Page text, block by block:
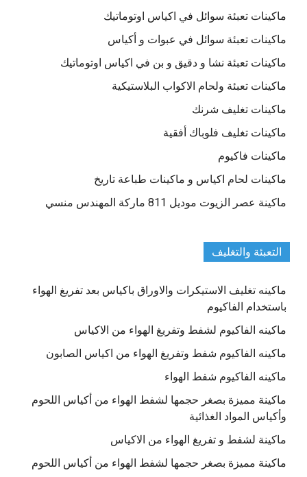
ماكينات تعبئة سوائل في اكياس اوتوماتيك
ماكينات تعبئة سوائل في عبوات و أكياس
ماكينات تعبئة نشا و دقيق و بن في اكياس اوتوماتيك
ماكينات تعبئة ولحام الاكواب البلاستيكية
ماكينات تغليف شرنك
ماكينات تغليف فلوباك أفقية
ماكينات فاكيوم
ماكينات لحام اكياس و ماكينات طباعة تاريخ
ماكينة عصر الزيوت موديل 811 ماركة المهندس منسي
التعبئة والتغليف
ماكينه تغليف الاستيكرات والاوراق باكياس بعد تفريغ الهواء
باستخدام الفاكيوم
ماكينه الفاكيوم لشفط وتفريغ الهواء من الاكياس
ماكينه الفاكيوم شفط وتفريغ الهواء من اكياس الصابون
ماكينه الفاكيوم شفط الهواء
ماكينة مميزة بصغر حجمها لشفط الهواء من أكياس اللحوم
وأكياس المواد الغذائية
ماكينة لشفط و تفريغ الهواء من الاكياس
ماكينة مميزة بصغر حجمها لشفط الهواء من أكياس اللحوم